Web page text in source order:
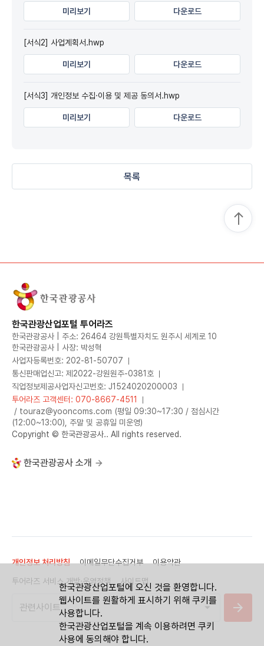
미리보기 다운로드
[서식2] 사업계획서.hwp
미리보기 다운로드
[서식3] 개인정보 수집·이용 및 제공 동의서.hwp
미리보기 다운로드
목록
한국관광산업포털 투어라즈
한국관광공사 | 주소: 26464 강원특별자치도 원주시 세계로 10
한국관광공사 | 사장: 박성혁
사업자등록번호: 202-81-50707
통신판매업신고: 제2022-강원원주-0381호
직업정보제공사업자신고번호: J1524020200003
투어라즈 고객센터: 070-8667-4511
/ touraz@yooncoms.com (평일 09:30~17:30 / 점심시간
(12:00~13:00), 주말 및 공휴일 미운영)
Copyright © 한국관광공사.. All rights reserved.
한국관광공사 소개
개인정보 처리방침 이메일무단수집거부
이용약관
투어라즈 서비스 개방·운영정책
사이트맵
한국관광산업포털에 오신 것을 환영합니다.
웹사이트를 원활하게 표시하기 위해 쿠키를
사용합니다.
한국관광산업포털을 계속 이용하려면 쿠키
사용에 동의해야 합니다.